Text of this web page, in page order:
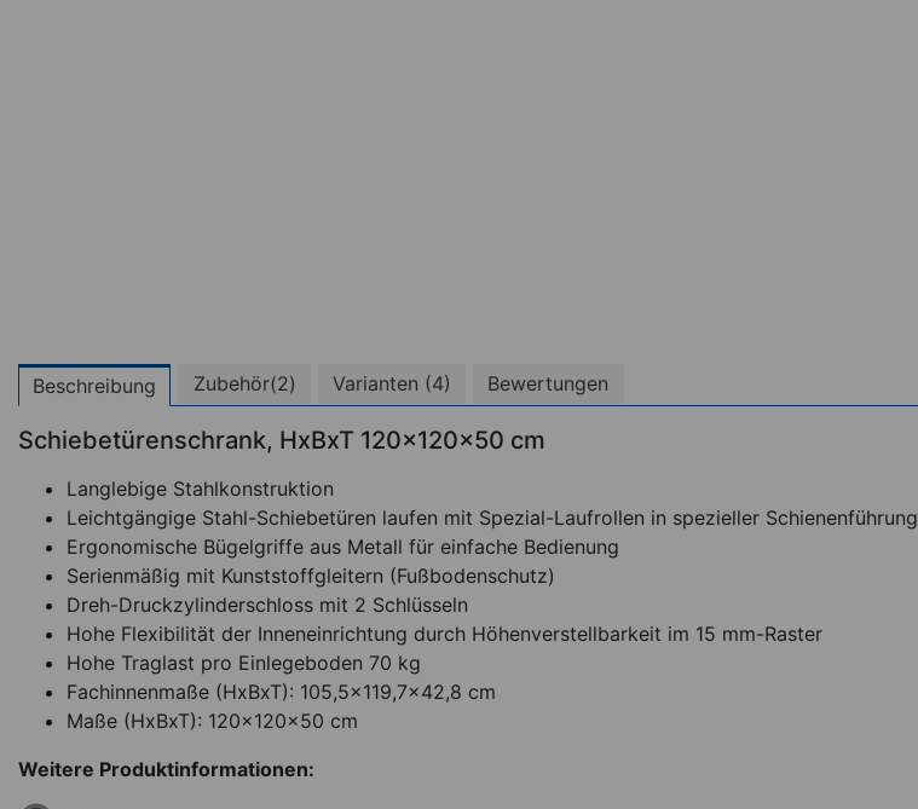
Beschreibung Zubehör(2) Varianten (4) Bewertungen
Schiebetürenschrank, HxBxT 120x120x50 cm
Langlebige Stahlkonstruktion
Leichtgängige Stahl-Schiebetüren laufen mit Spezial-Laufrollen in spezieller Schienenführung
Ergonomische Bügelgriffe aus Metall für einfache Bedienung
Serienmäßig mit Kunststoffgleitern (Fußbodenschutz)
Dreh-Druckzylinderschloss mit 2 Schlüsseln
Hohe Flexibilität der Inneneinrichtung durch Höhenverstellbarkeit im 15 mm-Raster
Hohe Traglast pro Einlegeboden 70 kg
Fachinnenmaße (HxBxT): 105,5x119,7x42,8 cm
Maße (HxBxT): 120x120x50 cm
Weitere Produktinformationen: